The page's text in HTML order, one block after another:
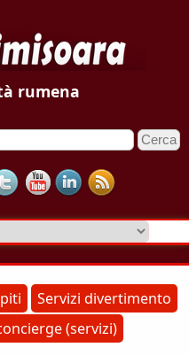
rumena
Servizi divertimento
(servizi)